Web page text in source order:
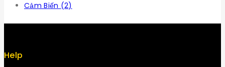
Cảm Biến (2)
Help